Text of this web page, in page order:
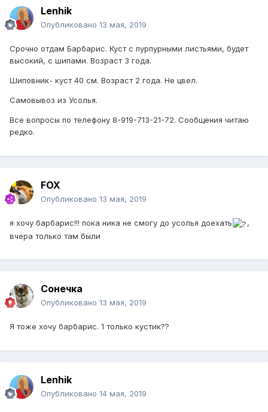
Lenhik
Опубликовано 13 мая, 2019
Срочно отдам Барбарис. Куст с пурпурными листьями, будет
высокий, с шипами. Возраст 3 года.
Шиповник- куст 40 см. Возраст 2 года. Не цвел.
Самовывоз из Усолья.
Все вопросы по телефону 8-919-713-21-72. Сообщения читаю
редко.
FOX
Опубликовано 13 мая, 2019
я хочу барбарис!!! пока ника не смогу до усолья доехать
,
вчера только там были
Сонечка
Опубликовано 13 мая, 2019
Я тоже хочу барбарис. 1 только кустик??
Lenhik
Опубликовано 14 мая, 2019